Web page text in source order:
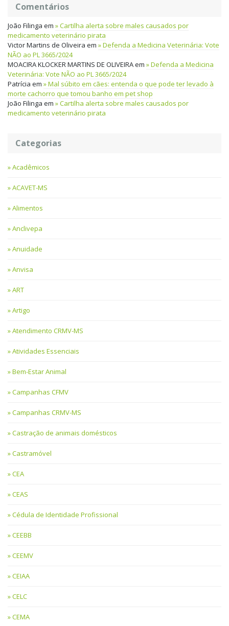
Comentários
João Filinga em
Cartilha alerta sobre males causados por
medicamento veterinário pirata
Victor Martins de Oliveira em
Defenda a Medicina Veterinária: Vote
NÃO ao PL 3665/2024
MOACIRA KLOCKER MARTINS DE OLIVEIRAem
Defenda a Medicina
Veterinária: Vote NÃO ao PL 3665/2024
Patrícia em
Mal súbito em cães: entenda o que pode ter levado à
morte cachorro que tomou banho em pet shop
João Filinga em
Cartilha alerta sobre males causados por
medicamento veterinário pirata
Categorias
Acadêmicos
ACAVET-MS
Alimentos
Anclivepa
Anuidade
Anvisa
ART
Artigo
Atendimento CRMV-MS
Atividades Essenciais
Bem-Estar Animal
Campanhas CFMV
Campanhas CRMV-MS
Castração de animais domésticos
Castramóvel
CEA
CEAS
Cédula de Identidade Profissional
CEEBB
CEEMV
CEIAA
CELC
CEMA